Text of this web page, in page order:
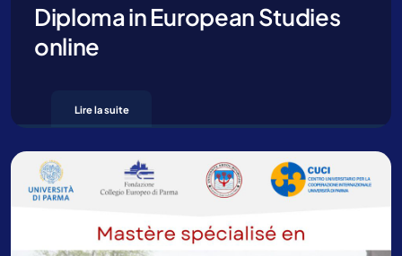
Diploma in European Studies
online
Lire la suite